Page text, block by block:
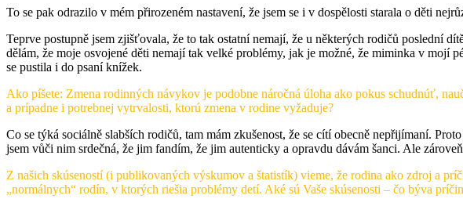
To se pak odrazilo v mém přirozeném nastavení, že jsem se i v dospělosti starala o děti
Teprve postupně jsem zjišťovala, že to tak ostatní nemají, že u některých rodičů poslední
dělám, že moje osvojené děti nemají tak velké problémy, jak je možné, že miminka v mojí
se pustila i do psaní knížek.
Ako píšete: Zmena rodinných návykov je podobne náročná úloha ako pokus schudnúť,
a prípadne i potrebnej vytrvalosti, ktorú zmena v rodine vyžaduje?
Co se týká sociálně slabších rodičů, tam mám zkušenost, že se cítí obecně nepřijímaní.
jsem vůči nim srdečná, že jim fandím, že jim autenticky a opravdu dávám šanci. Ale
Z našich skúseností (i publikovaných výskumov a štatistík) vieme, že rodina ako zdroj a
„normálnych“ rodín, v ktorých riešia problémy detí. Aké sú Vaše skúsenosti – čo býva